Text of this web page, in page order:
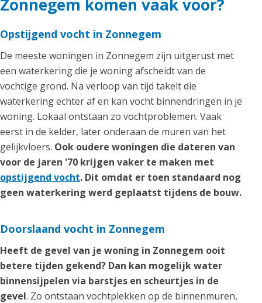
Zonnegem komen vaak voor?
Opstijgend vocht in Zonnegem
De meeste woningen in Zonnegem zijn uitgerust met
een waterkering die je woning afscheidt van de
vochtige grond. Na verloop van tijd takelt die
waterkering echter af en kan vocht binnendringen in je
woning. Lokaal ontstaan zo vochtproblemen. Vaak
eerst in de kelder, later onderaan de muren van het
gelijkvloers. Ook oudere woningen die dateren van
voor de jaren '70 krijgen vaker te maken met
opstijgend vocht. Dit omdat er toen standaard nog
geen waterkering werd geplaatst tijdens de bouw.
Doorslaand vocht in Zonnegem
Heeft de gevel van je woning in Zonnegem ooit
betere tijden gekend? Dan kan mogelijk water
binnensijpelen via barstjes en scheurtjes in de
gevel. Zo ontstaan vochtplekken op de binnenmuren,